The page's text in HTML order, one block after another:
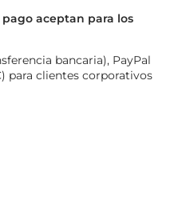
aceptan para los
bancaria), PayPal
para clientes corporativos